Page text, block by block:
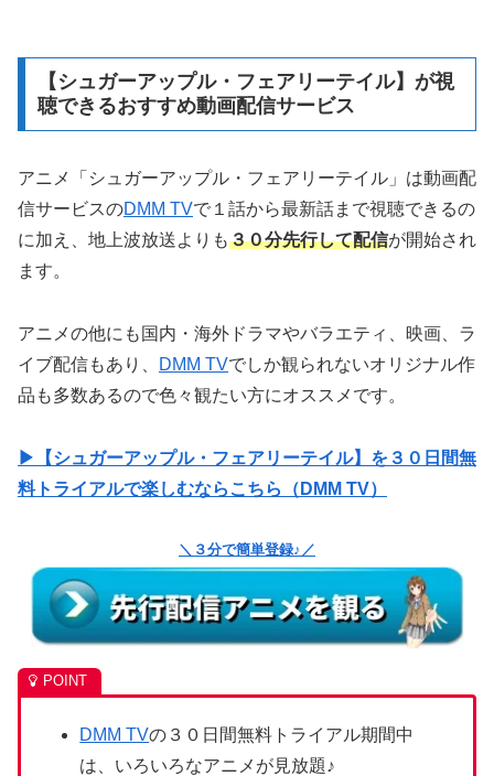
【シュガーアップル・フェアリーテイル】が視
聴できるおすすめ動画配信サービス
アニメ「シュガーアップル・フェアリーテイル」は動画配
信サービスのDMM TVで１話から最新話まで視聴できるの
に加え、地上波放送よりも３０分先行して配信が開始され
ます。
アニメの他にも国内・海外ドラマやバラエティ、映画、ラ
イブ配信もあり、
DMM TVでしか観られないオリジナル作
品も多数あるので色々観たい方にオススメです。
▶【シュガーアップル・フェアリーテイル】を３０日間無
料トライアルで楽しむならこちら（DMM TV）
＼３分で簡単登録♪／
DMM TVの３０日間無料トライアル期間中
は、いろいろなアニメが見放題♪